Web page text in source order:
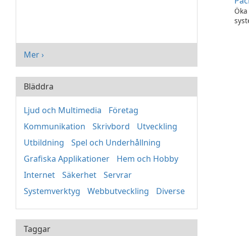
Mer ›
Bläddra
Ljud och Multimedia
Företag
Kommunikation
Skrivbord
Utveckling
Utbildning
Spel och Underhållning
Grafiska Applikationer
Hem och Hobby
Internet
Säkerhet
Servrar
Systemverktyg
Webbutveckling Diverse
Taggar